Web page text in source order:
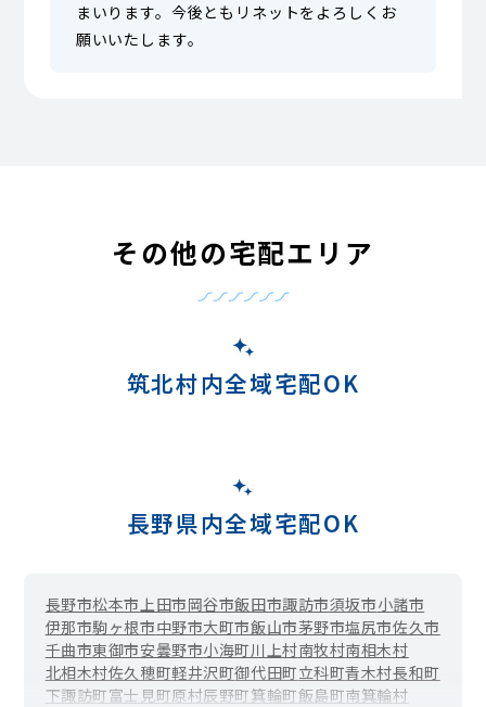
まいります。今後ともリネットをよろしくお
願いいたします。
その他の宅配エリア
筑北村内全域宅配OK
長野県内全域宅配OK
長野市松本市 上田市岡谷市飯田市諏訪市須坂市小諸市
伊那市駒ヶ根市中野市大町市飯山市茅野市塩尻市佐久市
千曲市東御市安曇野市小海町川上村南牧村南相木村
北相木村佐久穂町軽井沢町御代田町立科町青木村長和町
下諏訪町富士見町原村辰野町箕輪町飯島町南箕輪村